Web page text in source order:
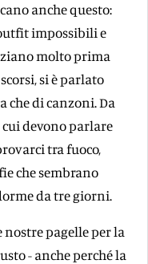
anche questo:
impossibili e
molto prima
si è parlato
che di canzoni. Da
devono parlare
tra fuoco,
che sembrano
da tre giorni.
pagelle per la
- anche perché la